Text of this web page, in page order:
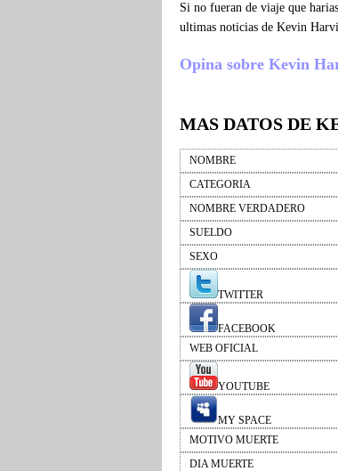
Si no fueran de viaje que
ultimas noticias de Kevin
Opina sobre Kevin
MAS DATOS DE
NOMBRE
CATEGORIA
NOMBRE VERDADERO
SUELDO
SEXO
TWITTER
FACEBOOK
WEB OFICIAL
YOUTUBE
MY SPACE
MOTIVO MUERTE
DIA MUERTE